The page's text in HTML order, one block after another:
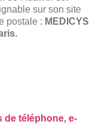
sur son site
postale : MEDICYS
de téléphone, e-